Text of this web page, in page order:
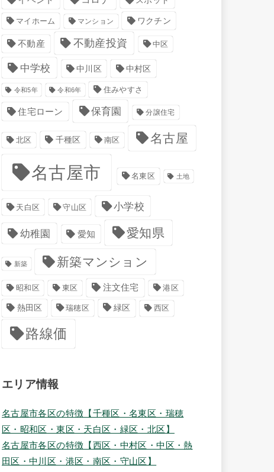
マイホーム マンション ワクチン
不動産 不動産投資 中区
中学校 中川区 中村区
令和5年 令和6年 住みやすさ
住宅ローン 保育園 分譲住宅
北区 千種区 南区 名古屋
名古屋市 名東区 土地
天白区 守山区 小学校
幼稚園 愛知 愛知県
新築 新築マンション
昭和区 東区 注文住宅 港区
熱田区 瑞穂区 緑区 西区
路線価
エリア情報
名古屋市各区の特徴【千種区・名東区・瑞穂
区・昭和区・東区・天白区・緑区・北区】
名古屋市各区の特徴【西区・中村区・中区・熱
田区・中川区・港区・南区・守山区】